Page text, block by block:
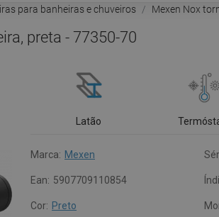
para banheiras e chuveiros Mexen Nox
preta - 77350-70
Latão
Marca: Mexen
Ean: 5907709110854
Cor: Preto